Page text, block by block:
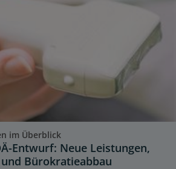
im Überblick
Entwurf: Neue Leistungen,
Bürokratieabbau